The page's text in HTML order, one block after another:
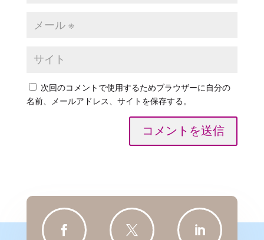
次回のコメントで使用するためブラウザーに自分の
名前、メールアドレス、サイトを保存する。
コメントを送信
  